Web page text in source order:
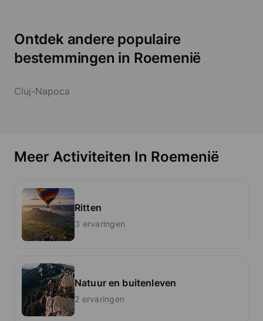
Ontdek andere populaire
bestemmingen in Roemenië
Cluj-Napoca
Meer Activiteiten In Roemenië
Ritten
3 ervaringen
Natuur en buitenleven
2 ervaringen